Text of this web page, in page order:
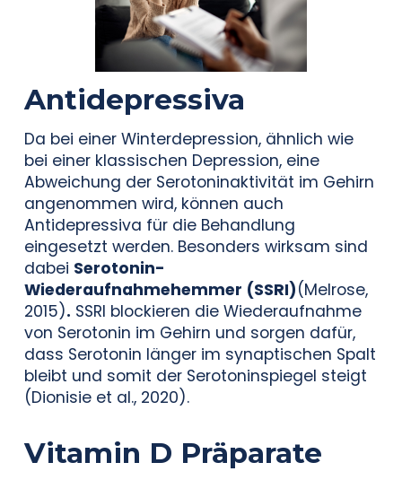
Antidepressiva
Da bei einer Winterdepression, ähnlich wie
bei einer klassischen Depression, eine
Abweichung der Serotoninaktivität im Gehirn
angenommen wird, können auch
Antidepressiva für die Behandlung
eingesetzt werden. Besonders wirksam sind
dabei Serotonin-
Wiederaufnahmehemmer (SSRI)(Melrose,
2015). SSRI blockieren die Wiederaufnahme
von Serotonin im Gehirn und sorgen dafür,
dass Serotonin länger im synaptischen Spalt
bleibt und somit der Serotoninspiegel steigt
(Dionisie et al., 2020).
Vitamin D Präparate